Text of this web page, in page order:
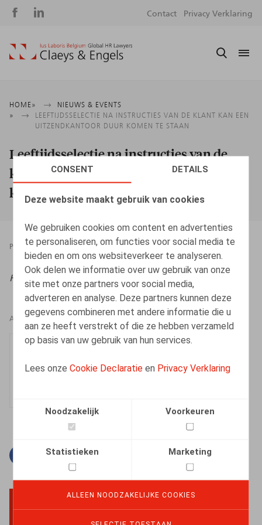
CONSENT DETAILS
Deze website maakt gebruik van cookies
We gebruiken cookies om content en advertenties
te personaliseren, om functies voor social media te
bieden en om ons websiteverkeer te analyseren.
Ook delen we informatie over uw gebruik van onze
site met onze partners voor social media,
adverteren en analyse. Deze partners kunnen deze
gegevens combineren met andere informatie die u
aan ze heeft verstrekt of die ze hebben verzameld
op basis van uw gebruik van hun services.
Lees onzeCookie Declaratie en Privacy Verklaring
Noodzakelijk Voorkeuren
Statistieken Marketing
ALLEEN NOODZAKELIJKE COOKIES
Social
Contact Privacy Verklaring
Kruimelpad
HOME
NIEUWS & EVENTS
LEEFTIJDSSELECTIE NA INSTRUCTIES VAN DE KLANT KAN EEN
UITZENDKANTOOR DUUR KOMEN TE STAAN
Leeftijdsselectie na instructies van de
klant kan een uitzendkantoor duur
komen te staan
PRESSROOM 06.10.2025
HR.square (online),
AUTEURS
Lien Leyssens
Facebook
TwitterLinkedin